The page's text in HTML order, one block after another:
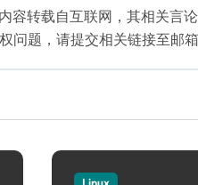
容转载自互联网，其相关言
问题，请提交相关链接至邮